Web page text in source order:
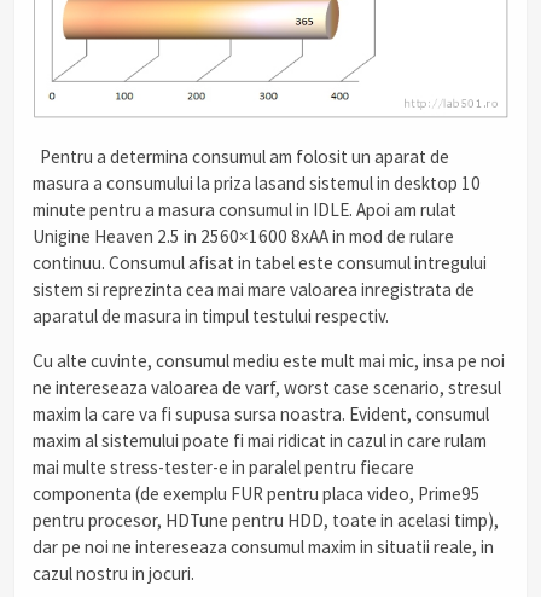
Pentru a determina consumul am folosit un aparat de
masura a consumului la priza lasand sistemul in desktop 10
minute pentru a masura consumul in IDLE. Apoi am rulat
Unigine Heaven 2.5 in 2560×1600 8xAA in mod de rulare
continuu. Consumul afisat in tabel este consumul intregului
sistem si reprezinta cea mai mare valoarea inregistrata de
aparatul de masura in timpul testului respectiv.
Cu alte cuvinte, consumul mediu este mult mai mic, insa pe noi
ne intereseaza valoarea de varf, worst case scenario, stresul
maxim la care va fi supusa sursa noastra. Evident, consumul
maxim al sistemului poate fi mai ridicat in cazul in care rulam
mai multe stress-tester-e in paralel pentru fiecare
componenta (de exemplu FUR pentru placa video, Prime95
pentru procesor, HDTune pentru HDD, toate in acelasi timp),
dar pe noi ne intereseaza consumul maxim in situatii reale, in
cazul nostru in jocuri.